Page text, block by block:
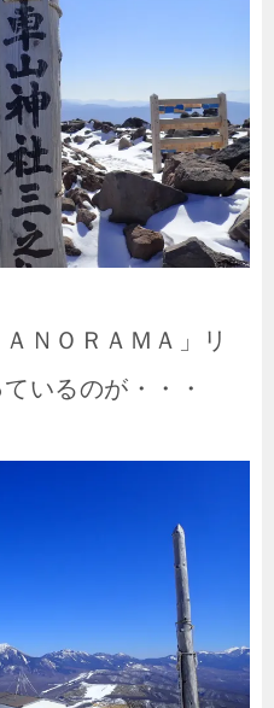
ＮＯＲＡＭＡ」リ
いるのが・・・